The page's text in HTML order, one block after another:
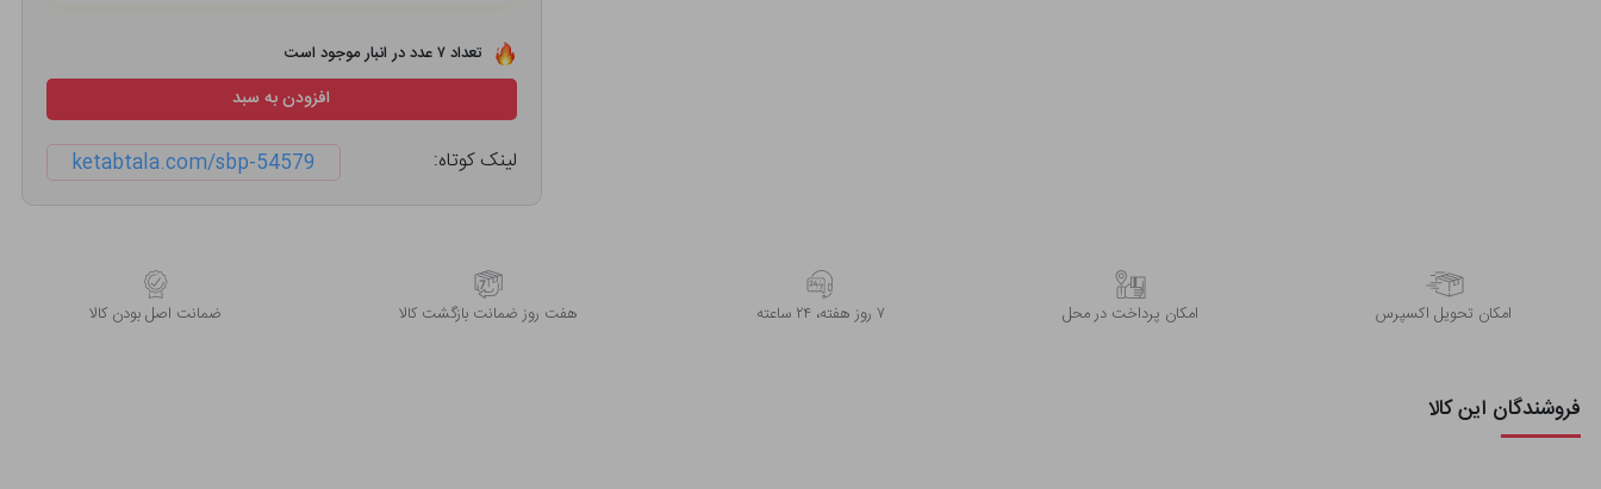
تعداد ۷ عدد در انبار موجود است
افزودن به سبد
لینک کوتاه: ketabtala.com/sbp-54579
اﻣﮑﺎن ﺗﺤﻮﯾﻞ اﮐﺴﭙﺮس امکان پرداخت در محل ۷ روز ﻫﻔﺘﻪ، ۲۴ ﺳﺎﻋﺘﻪ هفت روز ضمانت بازگشت کالا ﺿﻤﺎﻧﺖ اﺻﻞ ﺑﻮدن ﮐﺎﻟﺎ
فروشندگان این کالا